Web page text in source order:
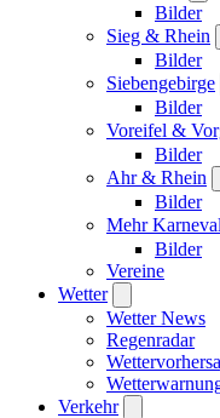
Bilder
Sieg & Rhein
Bilder
Siebengebirge
Bilder
Voreifel &
Bilder
Ahr & Rhein
Bilder
Mehr Karneval
Bilder
Vereine
Wetter
Wetter News
Regenradar
Verkehr